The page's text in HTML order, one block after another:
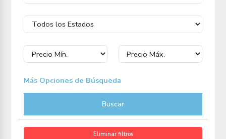
Más Opciones de Búsqueda
Buscar
Eliminar filtros